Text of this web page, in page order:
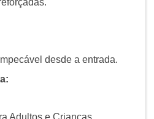
desde a entrada.
Adultos e Crianças